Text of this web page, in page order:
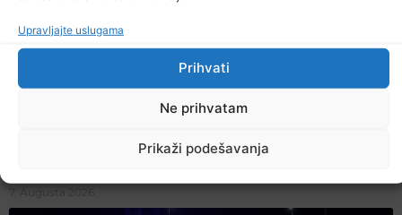
Upravljajte uslugama
Prihvati
Ne prihvatam
Prikaži podešavanja
7. Augusta 2026.